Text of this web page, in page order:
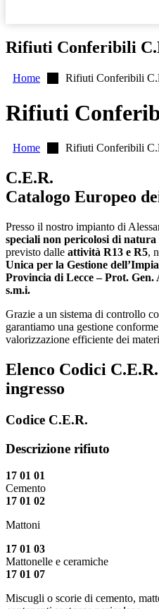
Rifiuti Conferibili
Home Rifiuti Conferibili
Rifiuti
Home Rifiuti Conferibili
C.E.R.
Catalogo Europeo
Presso il nostro impianto di
speciali non pericolosi di
previsto dalle attività R13 e R5,
Unica per la Gestione
Provincia di Lecce – Prot. Gen.
s.m.i.
Grazie a un sistema di controllo
garantiamo una gestione
valorizzazione efficiente dei
Elenco Codici
ingresso
Codice C.E.R.
Descrizione rifiuto
17 01 01
Cemento
17 01 02
Mattoni
17 01 03
Mattonelle e ceramiche
17 01 07
Miscugli o scorie di cemento,